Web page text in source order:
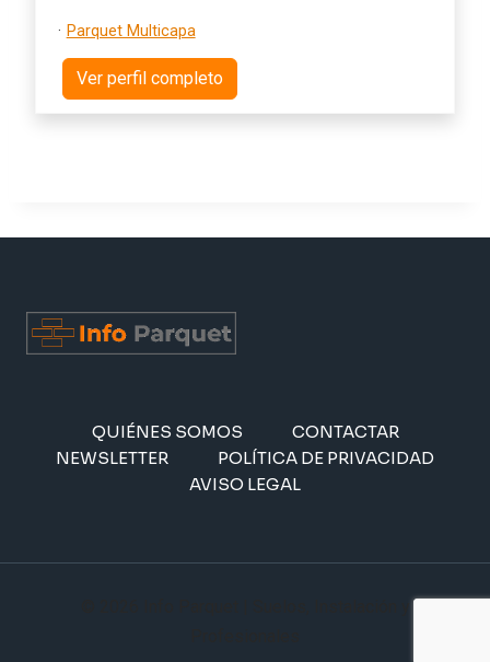
· Parquet Multicapa
Ver perfil completo
QUIÉNES SOMOS
CONTACTAR
NEWSLETTER
POLÍTICA DE PRIVACIDAD
AVISO LEGAL